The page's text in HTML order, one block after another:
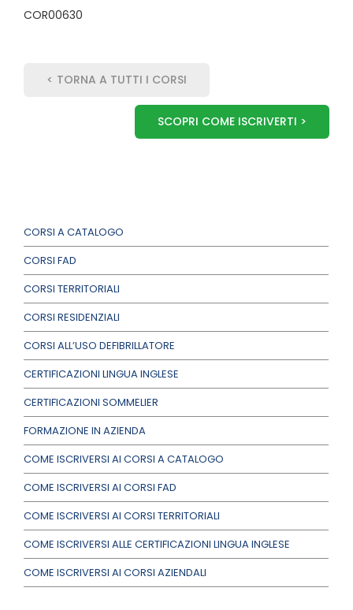
CORSI A CATALOGO
CORSI FAD
CORSI TERRITORIALI
CORSI RESIDENZIALI
CORSI ALL’USO DEFIBRILLATORE
CERTIFICAZIONI LINGUA INGLESE
CERTIFICAZIONI SOMMELIER
FORMAZIONE IN AZIENDA
COME ISCRIVERSI AI CORSI A CATALOGO
COME ISCRIVERSI AI CORSI FAD
COME ISCRIVERSI AI CORSI TERRITORIALI
COME ISCRIVERSI ALLE CERTIFICAZIONI LINGUA INGLESE
COME ISCRIVERSI AI CORSI AZIENDALI
COR00630
< TORNA A TUTTI I CORSI
SCOPRI COME ISCRIVERTI >